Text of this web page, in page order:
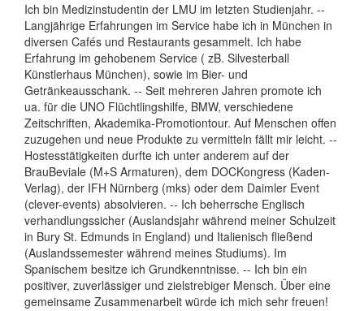
Ich bin Medizinstudentin der LMU im letzten Studienjahr. --
Langjährige Erfahrungen im Service habe ich in München in
diversen Cafés und Restaurants gesammelt. Ich habe
Erfahrung im gehobenem Service ( zB. Silvesterball
Künstlerhaus München), sowie im Bier- und
Getränkeausschank. -- Seit mehreren Jahren promote ich
ua. für die UNO Flüchtlingshilfe, BMW, verschiedene
Zeitschriften, Akademika-Promotiontour. Auf Menschen offen
zuzugehen und neue Produkte zu vermitteln fällt mir leicht. --
Hostesstätigkeiten durfte ich unter anderem auf der
BrauBeviale (M+S Armaturen), dem DOCKongress (Kaden-
Verlag), der IFH Nürnberg (mks) oder dem Daimler Event
(clever-events) absolvieren. -- Ich beherrsche Englisch
verhandlungssicher (Auslandsjahr während meiner Schulzeit
in Bury St. Edmunds in England) und Italienisch fließend
(Auslandssemester während meines Studiums). Im
Spanischem besitze ich Grundkenntnisse. -- Ich bin ein
positiver, zuverlässiger und zielstrebiger Mensch. Über eine
gemeinsame Zusammenarbeit würde ich mich sehr freuen!